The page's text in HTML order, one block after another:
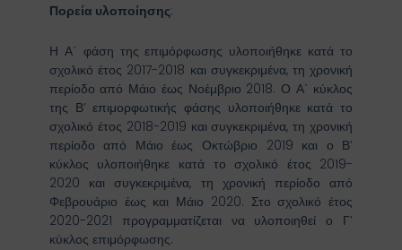
Πορεία υλοποίησης:
Η Α΄ φάση της επιμόρφωσης υλοποιήθηκε κατά το
σχολικό έτος 2017-2018 και συγκεκριμένα, τη χρονική
περίοδο από Μάιο έως Νοέμβριο 2018. Ο Α΄ κύκλος
της Β’ επιμορφωτικής φάσης υλοποιήθηκε κατά το
σχολικό έτος 2018-2019 και συγκεκριμένα, τη χρονική
περίοδο από Μάιο έως Οκτώβριο 2019 και ο Β’
κύκλος υλοποιήθηκε κατά το σχολικό έτος 2019-
2020 και συγκεκριμένα, τη χρονική περίοδο από
Φεβρουάριο έως και Μάιο 2020. Στο σχολικό έτος
2020-2021 προγραμματίζεται να υλοποιηθεί ο Γ’
κύκλος επιμόρφωσης.